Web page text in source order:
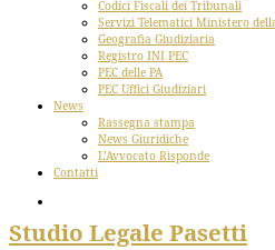
Codici Fiscali dei Tribunali
Servizi Telematici Ministero
Geografia Giudiziaria
Registro INI PEC
PEC delle PA
PEC Uffici Giudiziari
News
Rassegna stampa
News Giuridiche
L’Avvocato Risponde
Contatti
Studio Legale Pasetti